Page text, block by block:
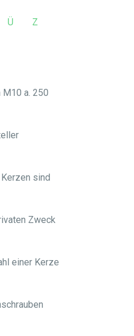
Ü Z
a. 250
sind
Zweck
einer Kerze